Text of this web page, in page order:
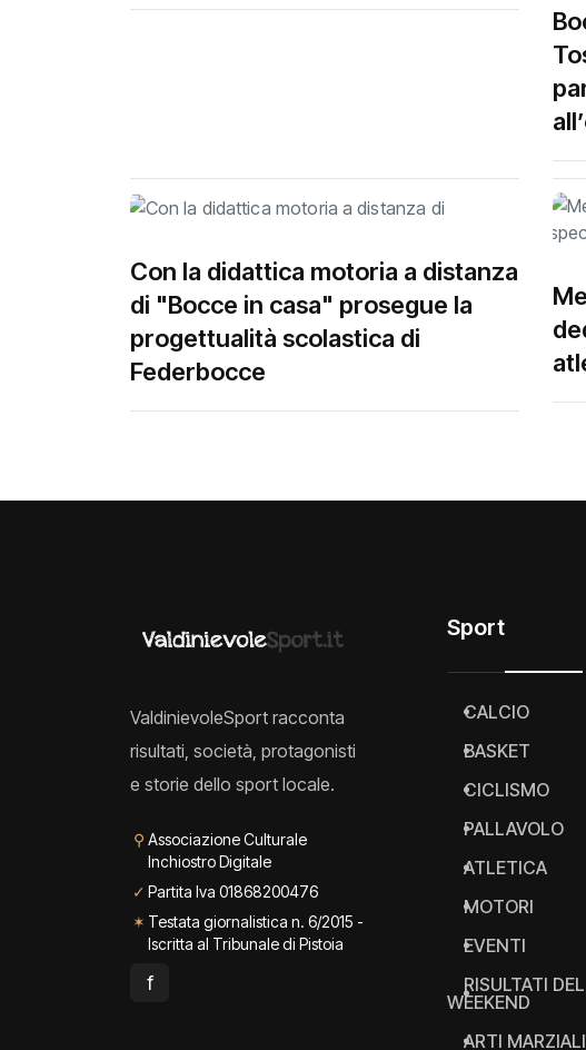
Con la didattica motoria a distanza
di "Bocce in casa" prosegue la
progettualità scolastica di
Federbocce
ValdinievoleSport racconta
risultati, società, protagonisti
e storie dello sport locale.
⚲ Associazione Culturale
Inchiostro Digitale
✓ Partita Iva 01868200476
✶ Testata giornalistica n. 6/2015 -
Iscritta al Tribunale di Pistoia
f
Sport
CALCIO
BASKET
CICLISMO
PALLAVOLO
ATLETICA
MOTORI
EVENTI
RISULTATI DEL
WEEKEND
ARTI MARZIALI